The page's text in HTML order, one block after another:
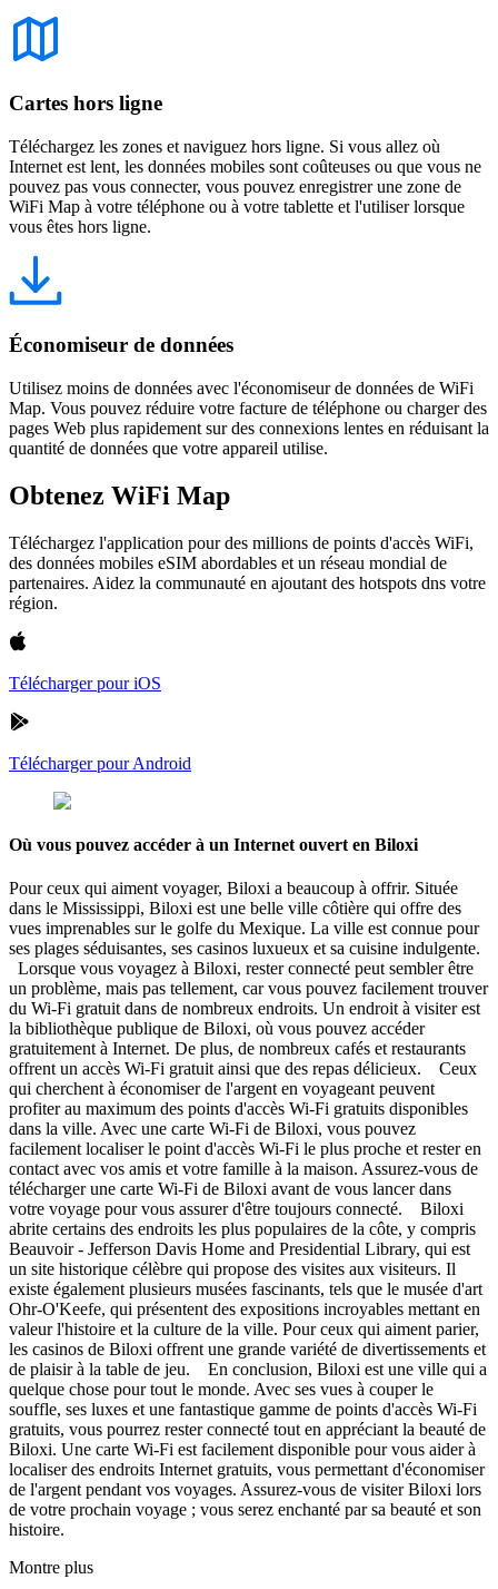
Cartes hors ligne
Téléchargez les zones et naviguez hors ligne. Si vous allez où
Internet est lent, les données mobiles sont coûteuses ou que vous ne
pouvez pas vous connecter, vous pouvez enregistrer une zone de
WiFi Map à votre téléphone ou à votre tablette et l'utiliser lorsque
vous êtes hors ligne.
Économiseur de données
Utilisez moins de données avec l'économiseur de données de WiFi
Map. Vous pouvez réduire votre facture de téléphone ou charger des
pages Web plus rapidement sur des connexions lentes en réduisant la
quantité de données que votre appareil utilise.
Obtenez WiFi Map
Téléchargez l'application pour des millions de points d'accès WiFi,
des données mobiles eSIM abordables et un réseau mondial de
partenaires. Aidez la communauté en ajoutant des hotspots dns votre
région.
Télécharger pour iOS
Télécharger pour Android
Où vous pouvez accéder à un Internet ouvert en Biloxi
Pour ceux qui aiment voyager, Biloxi a beaucoup à offrir. Située
dans le Mississippi, Biloxi est une belle ville côtière qui offre des
vues imprenables sur le golfe du Mexique. La ville est connue pour
ses plages séduisantes, ses casinos luxueux et sa cuisine indulgente.
Lorsque vous voyagez à Biloxi, rester connecté peut sembler être
un problème, mais pas tellement, car vous pouvez facilement trouver
du Wi-Fi gratuit dans de nombreux endroits. Un endroit à visiter est
la bibliothèque publique de Biloxi, où vous pouvez accéder
gratuitement à Internet. De plus, de nombreux cafés et restaurants
offrent un accès Wi-Fi gratuit ainsi que des repas délicieux. Ceux
qui cherchent à économiser de l'argent en voyageant peuvent
profiter au maximum des points d'accès Wi-Fi gratuits disponibles
dans la ville. Avec une carte Wi-Fi de Biloxi, vous pouvez
facilement localiser le point d'accès Wi-Fi le plus proche et rester en
contact avec vos amis et votre famille à la maison. Assurez-vous de
télécharger une carte Wi-Fi de Biloxi avant de vous lancer dans
votre voyage pour vous assurer d'être toujours connecté. Biloxi
abrite certains des endroits les plus populaires de la côte, y compris
Beauvoir - Jefferson Davis Home and Presidential Library, qui est
un site historique célèbre qui propose des visites aux visiteurs. Il
existe également plusieurs musées fascinants, tels que le musée d'art
Ohr-O'Keefe, qui présentent des expositions incroyables mettant en
valeur l'histoire et la culture de la ville. Pour ceux qui aiment parier,
les casinos de Biloxi offrent une grande variété de divertissements et
de plaisir à la table de jeu. En conclusion, Biloxi est une ville qui a
quelque chose pour tout le monde. Avec ses vues à couper le
souffle, ses luxes et une fantastique gamme de points d'accès Wi-Fi
gratuits, vous pourrez rester connecté tout en appréciant la beauté de
Biloxi. Une carte Wi-Fi est facilement disponible pour vous aider à
localiser des endroits Internet gratuits, vous permettant d'économiser
de l'argent pendant vos voyages. Assurez-vous de visiter Biloxi lors
de votre prochain voyage ; vous serez enchanté par sa beauté et son
histoire.
Montre plus